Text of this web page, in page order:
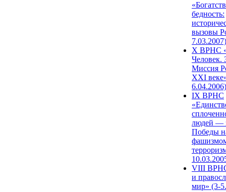
бедность:
вызовы
7.03.2007)
X ВРНС
Человек.
Миссия
XXI
6.04.2006)
IX ВРНС
людей —
Победы
VIII
и
мир» (3-